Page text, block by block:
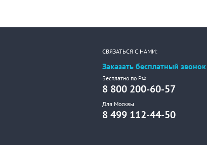
СВЯЗАТЬСЯ С НАМИ:
Заказать бесплатный звонок
Бесплатно по РФ
8 800 200-60-57
Для Москвы
8 499 112-44-50